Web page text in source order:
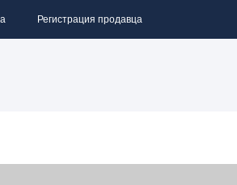
Регистрация продавца